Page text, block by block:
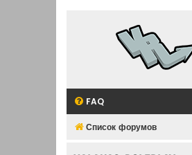
FAQ
Список форумов